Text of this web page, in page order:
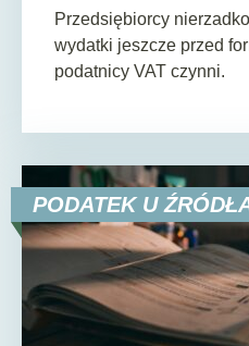
Przedsiębiorcy
wydatki jeszcze przed
podatnicy VAT czynni.
PODATEK U